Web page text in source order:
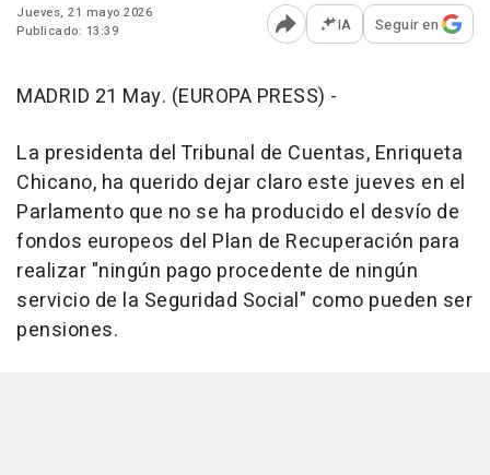
Jueves, 21 mayo 2026
Publicado: 13:39
Abrir opciones para
IA Seguir en
MADRID 21 May. (EUROPA PRESS) -
La presidenta del Tribunal de Cuentas, Enriqueta
Chicano, ha querido dejar claro este jueves en el
Parlamento que no se ha producido el desvío de
fondos europeos del Plan de Recuperación para
realizar "ningún pago procedente de ningún
servicio de la Seguridad Social" como pueden ser
pensiones.